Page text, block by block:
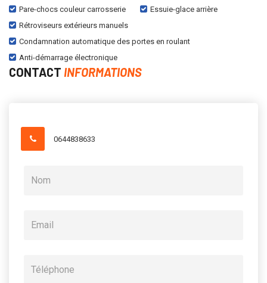
Pare-chocs couleur carrosserie
Essuie-glace arrière
Rétroviseurs extérieurs manuels
Condamnation automatique des portes en roulant
Anti-démarrage électronique
CONTACT INFORMATIONS
0644838633